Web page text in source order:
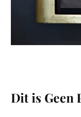
Dit is Geen